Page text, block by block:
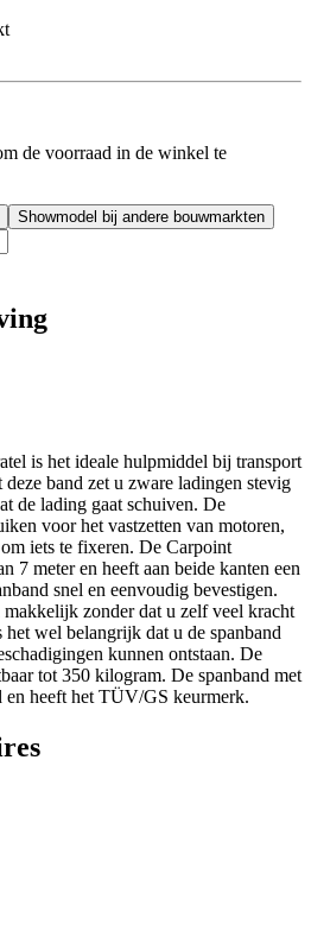
de voorraad in de winkel te
Showmodel bij andere bouwmarkten
is het ideale hulpmiddel bij transport
band zet u zware ladingen stevig
de lading gaat schuiven. De
voor het vastzetten van motoren,
iets te fixeren. De Carpoint
7 meter en heeft aan beide kanten een
snel en eenvoudig bevestigen.
makkelijk zonder dat u zelf veel kracht
wel belangrijk dat u de spanband
kunnen ontstaan. De
tot 350 kilogram. De spanband met
en heeft het TÜV/GS keurmerk.